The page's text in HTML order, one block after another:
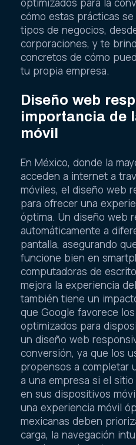
cómo estas prácticas
tipos de negocios,
corporaciones, y te
concretos de cómo
tu propia empresa.
Diseño web
importancia de
móvil
En México, donde la
acceden a internet a
móviles, el diseño web
para ofrecer una
óptima. Un diseño web
automáticamente a
pantalla, asegurando
funcione bien en
computadoras de
mejora la experiencia
también tiene un
que Google favorece
optimizados para
un diseño web
conversión, ya que los
propensos a completar
a una empresa si el
en sus dispositivos
una experiencia móvil
mexicanas deben
carga, la navegación